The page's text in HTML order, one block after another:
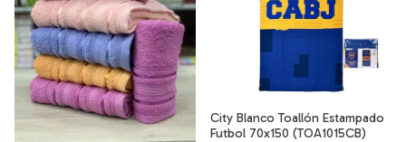
City Blanco Toallón Estampado
Futbol 70x150 (TOA1015CB)